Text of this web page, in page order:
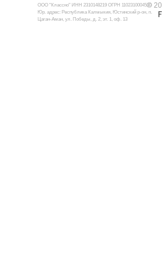
©
ООО "Классно" ИНН 2310148219 ОГРН 1102310004510
Юр. адрес: Республика Калмыкия, Юстинский р-он, п.
Цаган-Аман, ул. Победы, д. 2, эт. 1, оф. 13